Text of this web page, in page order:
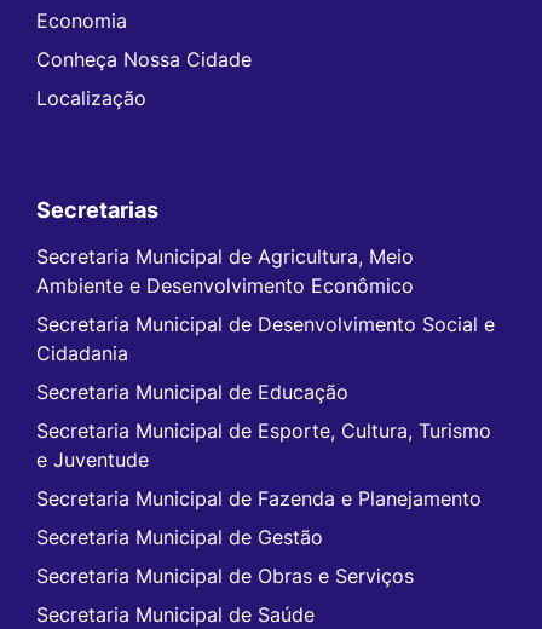
Economia
Conheça Nossa Cidade
Localização
Secretarias
Secretaria Municipal de Agricultura, Meio
Ambiente e Desenvolvimento Econômico
Secretaria Municipal de Desenvolvimento Social e
Cidadania
Secretaria Municipal de Educação
Secretaria Municipal de Esporte, Cultura, Turismo
e Juventude
Secretaria Municipal de Fazenda e Planejamento
Secretaria Municipal de Gestão
Secretaria Municipal de Obras e Serviços
Secretaria Municipal de Saúde